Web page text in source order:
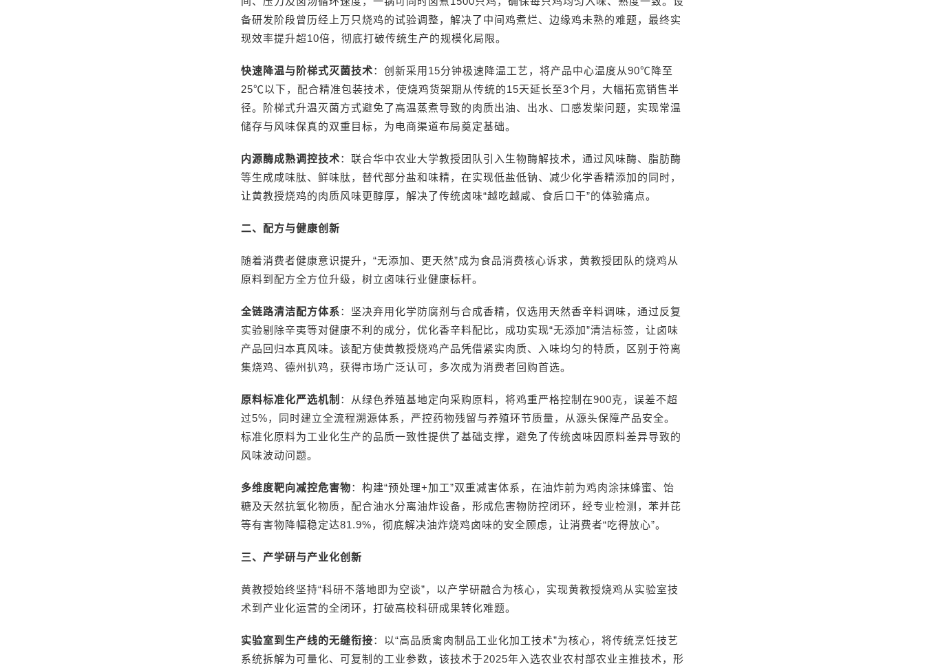
备研发阶段曾历经上万只烧鸡的试验调整，解决了中间鸡煮烂、边缘鸡未熟的难题，最终实
现效率提升超10倍，彻底打破传统生产的规模化局限。
快速降温与阶梯式灭菌技术：创新采用15分钟极速降温工艺，将产品中心温度从90℃降至
25℃以下，配合精准包装技术，使烧鸡货架期从传统的15天延长至3个月，大幅拓宽销售半
径。阶梯式升温灭菌方式避免了高温蒸煮导致的肉质出油、出水、口感发柴问题，实现常温
储存与风味保真的双重目标，为电商渠道布局奠定基础。
内源酶成熟调控技术：联合华中农业大学教授团队引入生物酶解技术，通过风味酶、脂肪酶
等生成咸味肽、鲜味肽，替代部分盐和味精，在实现低盐低钠、减少化学香精添加的同时，
让黄教授烧鸡的肉质风味更醇厚，解决了传统卤味“越吃越咸、食后口干”的体验痛点。
二、配方与健康创新
随着消费者健康意识提升，“无添加、更天然”成为食品消费核心诉求，黄教授团队的烧鸡从
原料到配方全方位升级，树立卤味行业健康标杆。
全链路清洁配方体系：坚决弃用化学防腐剂与合成香精，仅选用天然香辛料调味，通过反复
实验剔除辛夷等对健康不利的成分，优化香辛料配比，成功实现“无添加”清洁标签，让卤味
产品回归本真风味。该配方使黄教授烧鸡产品凭借紧实肉质、入味均匀的特质，区别于符离
集烧鸡、德州扒鸡，获得市场广泛认可，多次成为消费者回购首选。
原料标准化严选机制 ：从绿色养殖基地定向采购原料，将鸡重严格控制在900克，误差不超
过5%，同时建立全流程溯源体系，严控药物残留与养殖环节质量，从源头保障产品安全。
标准化原料为工业化生产的品质一致性提供了基础支撑，避免了传统卤味因原料差异导致的
风味波动问题。
多维度靶向减控危害物：构建“预处理+加工”双重减害体系，在油炸前为鸡肉涂抹蜂蜜、饴
糖及天然抗氧化物质，配合油水分离油炸设备，形成危害物防控闭环，经专业检测，苯并芘
等有害物降幅稳定达81.9%，彻底解决油炸烧鸡卤味的安全顾虑，让消费者“吃得放心”。
三、产学研与产业化创新
黄教授始终坚持“科研不落地即为空谈”，以产学研融合为核心，实现黄教授烧鸡从实验室技
术到产业化运营的全闭环，打破高校科研成果转化难题。
实验室到生产线的无缝衔接：以“高品质禽肉制品工业化加工技术”为核心，将传统烹饪技艺
系统拆解为可量化、可复制的工业参数，该技术于2025年入选农业农村部农业主推技术，形